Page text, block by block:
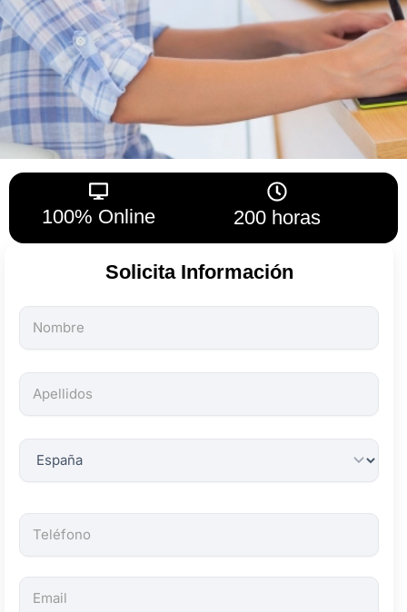
100% Online 200 horas
Solicita Información
Todos
los
son
obligatorios.